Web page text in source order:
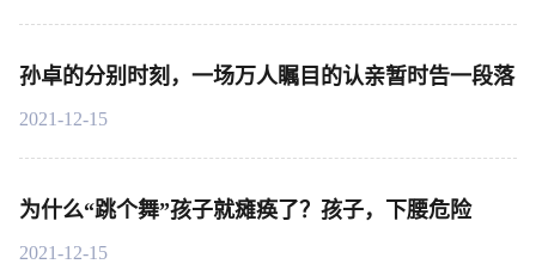
孙卓的分别时刻，一场万人瞩目的认亲暂时告一段落
2021-12-15
为什么“跳个舞”孩子就瘫痪了？孩子，下腰危险
2021-12-15